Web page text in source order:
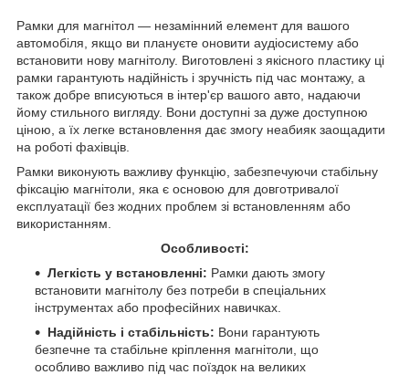
Рамки для магнітол — незамінний елемент для вашого
автомобіля, якщо ви плануєте оновити аудіосистему або
встановити нову магнітолу. Виготовлені з якісного пластику ці
рамки гарантують надійність і зручність під час монтажу, а
також добре вписуються в інтер'єр вашого авто, надаючи
йому стильного вигляду. Вони доступні за дуже доступною
ціною, а їх легке встановлення дає змогу неабияк заощадити
на роботі фахівців.
Рамки виконують важливу функцію, забезпечуючи стабільну
фіксацію магнітоли, яка є основою для довготривалої
експлуатації без жодних проблем зі встановленням або
використанням.
Особливості:
Легкість у встановленні: Рамки дають змогу
встановити магнітолу без потреби в спеціальних
інструментах або професійних навичках.
Надійність і стабільність: Вони гарантують
безпечне та стабільне кріплення магнітоли, що
особливо важливо під час поїздок на великих